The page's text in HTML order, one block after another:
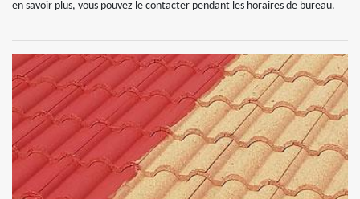
en savoir plus, vous pouvez le contacter pendant les horaires de bureau.